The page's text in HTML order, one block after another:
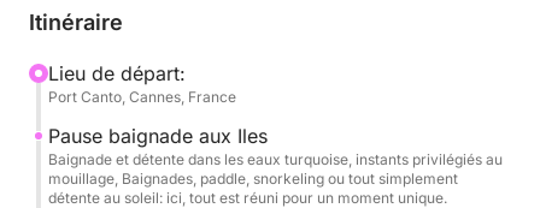
La soirée s’achève face au prestigieux Gala
s’embrase dans un ballet de lumières, d’émotions et
de souvenirs inoubliables.
Plus qu’une sortie en mer, une expérience raffinée à
vivre pleinement…
Itinéraire
Lieu de départ:
Port Canto, Cannes, France
Pause baignade aux Iles
Baignade et détente dans les eaux turquoise, instants privilégiés au
mouillage, Baignades, paddle, snorkeling ou tout simplement
détente au soleil: ici, tout est réuni pour un moment unique.